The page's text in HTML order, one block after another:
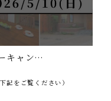
キャン…
記をご覧ください）